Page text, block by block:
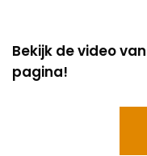
Bekijk de video
pagina!